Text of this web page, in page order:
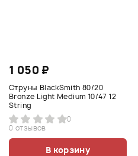
1 050 ₽
Струны BlackSmith 80/20
Bronze Light Medium 10/47 12
String
0
0 отзывов
В корзину